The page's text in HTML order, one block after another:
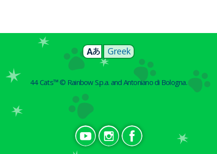
44 Cats™ © Rainbow S.p.a. and Antoniano di Bologna.
Social GR
Greek